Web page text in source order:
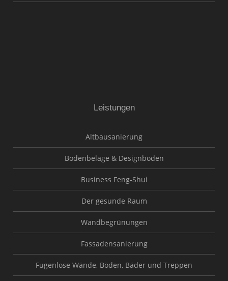
Leistungen
Altbausanierung
Bodenbeläge & Designböden
Business Feng-Shui
Der gesunde Raum
Wandbegrünungen
Fassadensanierung
Fugenlose Wände, Böden, Bäder und Treppen